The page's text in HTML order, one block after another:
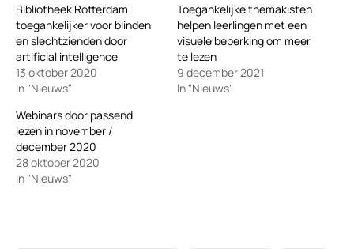
Bibliotheek Rotterdam
toegankelijker voor blinden
en slechtzienden door
artificial intelligence
13 oktober 2020
In "Nieuws"
Toegankelijke themakisten
helpen leerlingen met een
visuele beperking om meer
te lezen
9 december 2021
In "Nieuws"
Webinars door passend
lezen in november /
december 2020
28 oktober 2020
In "Nieuws"